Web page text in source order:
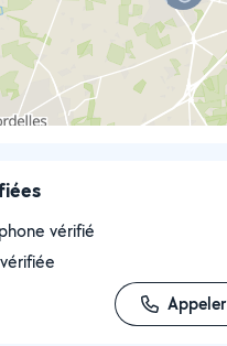
vérifié
Appeler